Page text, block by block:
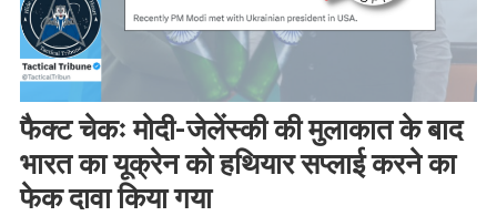
फैक्ट चेकः मोदी-जेलेंस्की की मुलाकात के बाद
भारत का यूक्रेन को हथियार सप्लाई करने का
फेक दावा किया गया